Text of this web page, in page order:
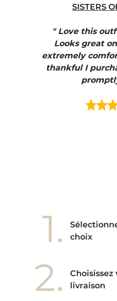
SISTERS
" Love this
Looks great
extremely
thankful I
1.
choix
2.
livraison